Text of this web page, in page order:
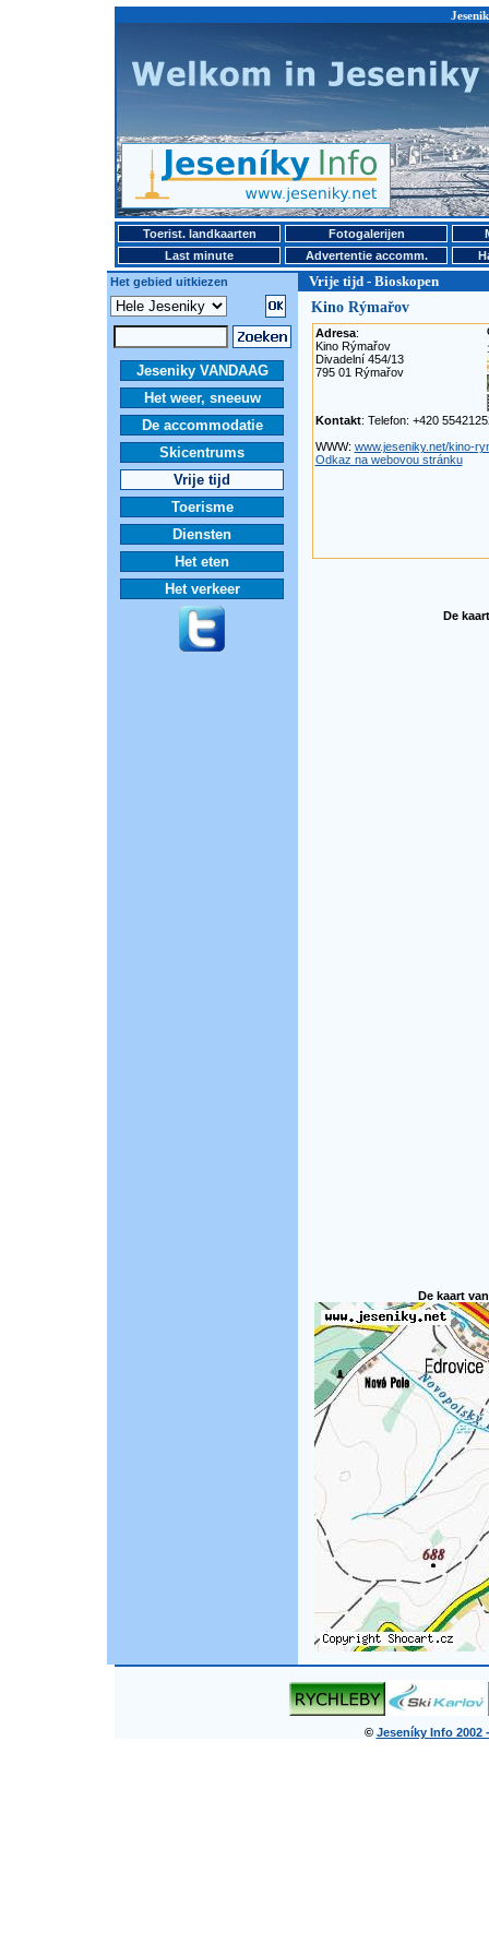
Toerist. landkaarten Fotogalerijen
Last minute
Advertentie accomm.
Het gebied uitkiezen
Vrije tijd - Bioskopen
Jeseniky VANDAAG
Het weer, sneeuw
De accommodatie
Skicentrums
Vrije tijd
Toerisme
Diensten
Het eten
Het verkeer
Kino Rýmařov
Adresa:
Kino Rýmařov
Divadelní 454/13
795 01 Rýmařov
Kontakt: Telefon: +420
WWW: www.jeseniky.net/kino-
Odkaz na webovou stránku
De
De kaart
© Jeseníky Info 2002